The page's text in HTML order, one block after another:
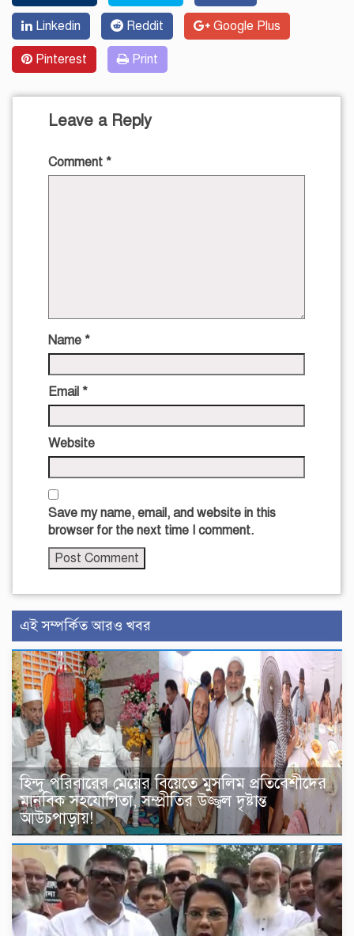
Linkedin Reddit Google Plus
Pinterest Print
Leave a Reply
Comment *
Name *
Email *
Website
Save my name, email, and website in this
browser for the next time I comment.
এই সম্পর্কিত আরও খবর
হিন্দু পরিবারের মেয়ের বিয়েতে মুসলিম প্রতিবেশীদের
মানবিক সহযোগিতা, সম্প্রীতির উজ্জ্বল দৃষ্টান্ত
আউচপাড়ায়!